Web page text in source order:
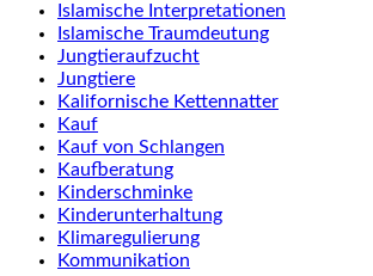
Islamische Interpretationen
Islamische Traumdeutung
Jungtieraufzucht
Jungtiere
Kalifornische Kettennatter
Kauf
Kauf von Schlangen
Kaufberatung
Kinderschminke
Kinderunterhaltung
Klimaregulierung
Kommunikation